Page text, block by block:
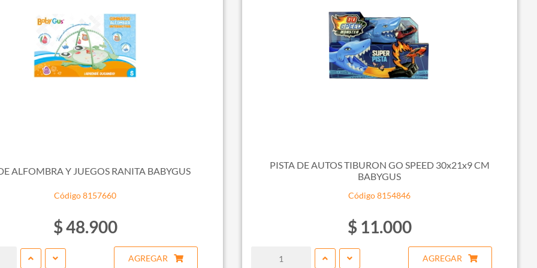
ALFOMBRA Y JUEGOS RANITA BABYGUS
Código 8157660
$ 48.900
AGREGAR
PISTA DE AUTOS TIBURON GO SPEED 30x21x9 CM
BABYGUS
Código 8154846
$ 11.000
AGREGAR